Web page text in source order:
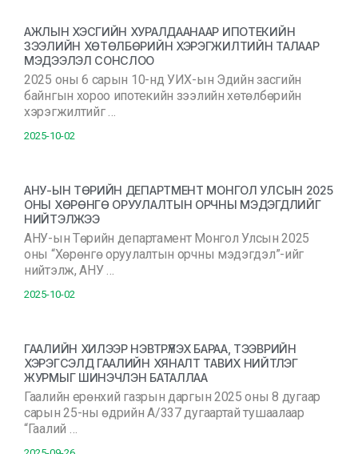
АЖЛЫН ХЭСГИЙН ХУРАЛДААНААР ИПОТЕКИЙН
ЗЭЭЛИЙН ХӨТӨЛБӨРИЙН ХЭРЭГЖИЛТИЙН ТАЛААР
МЭДЭЭЛЭЛ СОНСЛОО
2025 оны 6 сарын 10-нд УИХ-ын Эдийн засгийн
байнгын хороо ипотекийн зээлийн хөтөлбөрийн
хэрэгжилтийг …
2025-10-02
АНУ-ЫН ТӨРИЙН ДЕПАРТМЕНТ МОНГОЛ УЛСЫН 2025
ОНЫ ХӨРӨНГӨ ОРУУЛАЛТЫН ОРЧНЫ МЭДЭГДЛИЙГ
НИЙТЭЛЖЭЭ
АНУ-ын Төрийн департамент Монгол Улсын 2025
оны “Хөрөнгө оруулалтын орчны мэдэгдэл”-ийг
нийтэлж, АНУ …
2025-10-02
ГААЛИЙН ХИЛЭЭР НЭВТРҮҮЛЭХ БАРАА, ТЭЭВРИЙН
ХЭРЭГСЭЛД ГААЛИЙН ХЯНАЛТ ТАВИХ НИЙТЛЭГ
ЖУРМЫГ ШИНЭЧЛЭН БАТАЛЛАА
Гаалийн ерөнхий газрын даргын 2025 оны 8 дугаар
сарын 25-ны өдрийн А/337 дугаартай тушаалаар
“Гаалий …